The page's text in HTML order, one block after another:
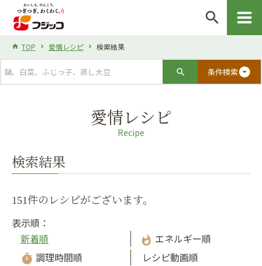
search
TOP 愛情レシピ 検索結果
条件検索arrow_drop_down_circle
愛情レシピ
Recipe
検索結果
151件のレシピがございます。
表示順：
新着順
whatshot エネルギー順
timer 調理時間順 レシピ動画順